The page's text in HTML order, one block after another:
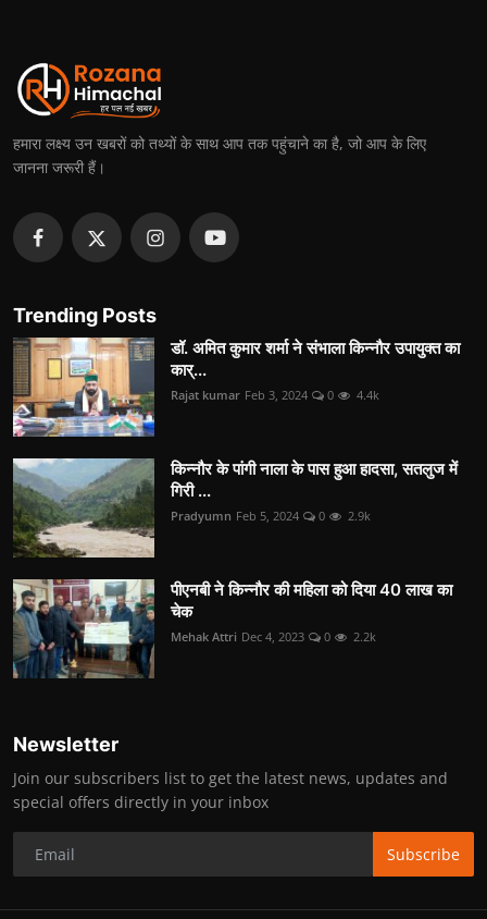
हमारा लक्ष्य उन खबरों को तथ्यों के साथ आप तक पहुंचाने का है, जो आप के लिए
जानना जरूरी हैं।
Trending Posts
डॉ. अमित कुमार शर्मा ने संभाला किन्नौर उपायुक्त का
कार्...
Rajat kumar Feb 3, 2024 0 4.4k
किन्नौर के पांगी नाला के पास हुआ हादसा, सतलुज में
गिरी ...
Pradyumn Feb 5, 2024 0 2.9k
पीएनबी ने किन्नौर की महिला को दिया 40 लाख का
चेक
Mehak Attri Dec 4, 2023 0 2.2k
Newsletter
Join our subscribers list to get the latest news, updates and
special offers directly in your inbox
Subscribe